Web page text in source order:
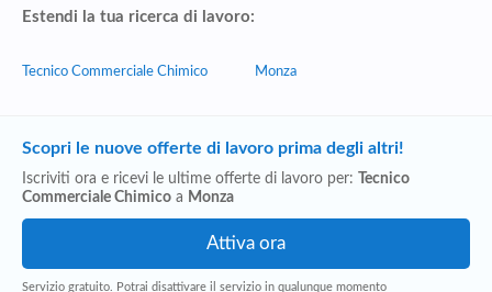
Estendi la tua ricerca di lavoro:
Tecnico Commerciale Chimico Monza
Scopri le nuove offerte di lavoro prima degli altri!
Iscriviti ora e ricevi le ultime offerte di lavoro per:
Tecnico
Commerciale Chimico a Monza
Servizio gratuito. Potrai disattivare il servizio in qualunque momento